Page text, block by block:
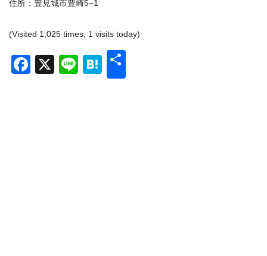
住所：豊見城市豊崎5−1
(Visited 1,025 times, 1 visits today)
Facebook
X LineHatena